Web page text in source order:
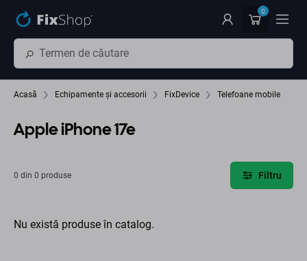
0
Acasă Echipamente și accesorii FixDevice Telefoane mobile
Apple iPhone 17e
0 din 0 produse Filtru
Nu există produse în catalog.